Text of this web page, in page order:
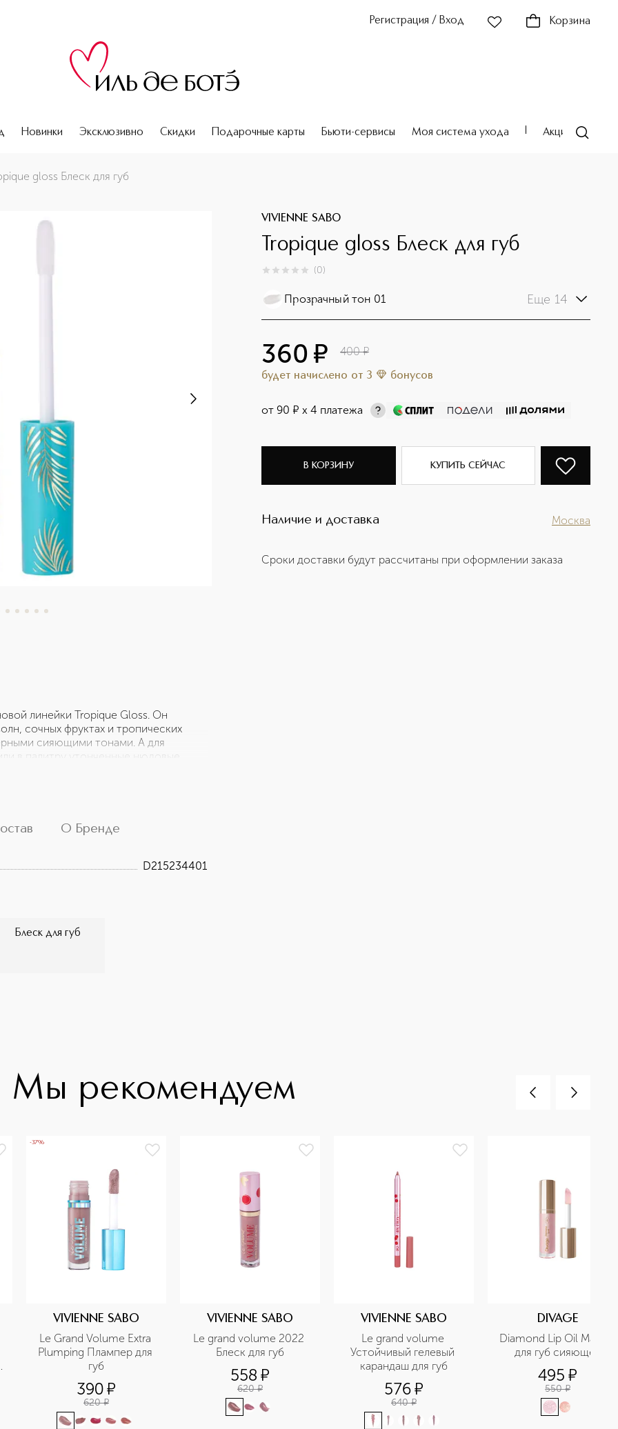
Регистрация / Вход Корзина
Новинки Эксклюзивно Скидки Подарочные карты Бьюти-сервисы Моя система ухода Акции
gloss Блеск для губ
VIVIENNE SABO
Tropique gloss Блеск для губ
0из 0 (0)
Прозрачный тон 01 Еще 14
360 ¤ 400 ¤
будет начислено от 3 бонусов
от 90 ¤ х 4 платежа
В КОРЗИНУ КУПИТЬ СЕЙЧАС
Наличие и доставка Москва
Сроки доставки будут рассчитаны при оформлении заказа
линейки Tropique Gloss. Он
сочных фруктах и тропических
сияющими тонами. А для
в палитру утонченные нюдовые
- и выразительность. Палитра из
с золотыми пальмовыми
О Бренде
D215234401
Блеск для губ
Мы рекомендуем
-37%
VIVIENNE SABO
Le Grand Volume Extra
Plumping Плампер для
губ
390¤
620 ¤
VIVIENNE SABO
Le grand volume 2022
Блеск для губ
558 ¤
620 ¤
VIVIENNE SABO
Le grand volume
Устойчивый гелевый
карандаш для губ
576¤
640 ¤
DIVAGE
Diamond Lip Oil Масло
для губ сияющее
495 ¤
550 ¤